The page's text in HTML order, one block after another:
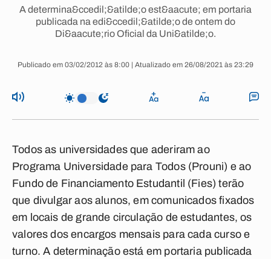
A determina&ccedil;&atilde;o est&aacute; em portaria
publicada na edi&ccedil;&atilde;o de ontem do
Di&aacute;rio Oficial da Uni&atilde;o.
Publicado em 03/02/2012 às 8:00 | Atualizado em 26/08/2021 às 23:29
Todos as universidades que aderiram ao
Programa Universidade para Todos (Prouni) e ao
Fundo de Financiamento Estudantil (Fies) terão
que divulgar aos alunos, em comunicados fixados
em locais de grande circulação de estudantes, os
valores dos encargos mensais para cada curso e
turno. A determinação está em portaria publicada